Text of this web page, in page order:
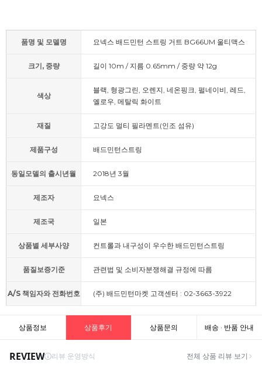
품명 및 모델명 요넥스 배드민턴 스트링 거트 BG66UM 울티맥스
크기, 중량 길이 10m / 지름 0.65mm / 중량 약 12g
색상
블랙, 형광그린, 오렌지, 네온핑크, 펄네이비, 레드,
옐로우, 메탈릭 화이트
재질 고강도 멀티 필라멘트(인조 섬유)
제품구성 배드민턴스트링
동일모델의 출시년월 2018년 3월
제조자 요넥스
제조국 일본
상품별 세부사양 컨트롤과 내구성이 우수한 배드민턴스트링
품질보증기준 관련법 및 소비자분쟁해결 규정에 따름
A/S 책임자와 전화번호 (주) 배드민턴마켓 고객센터 : 02-3663-3922
상품정보 상품후기 상품문의 배송 · 반품 안내